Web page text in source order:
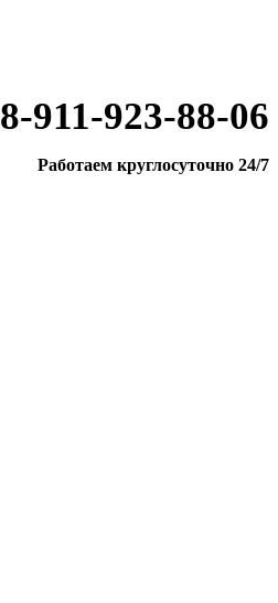
8-911-923-88-06
Работаем круглосуточно 24/7